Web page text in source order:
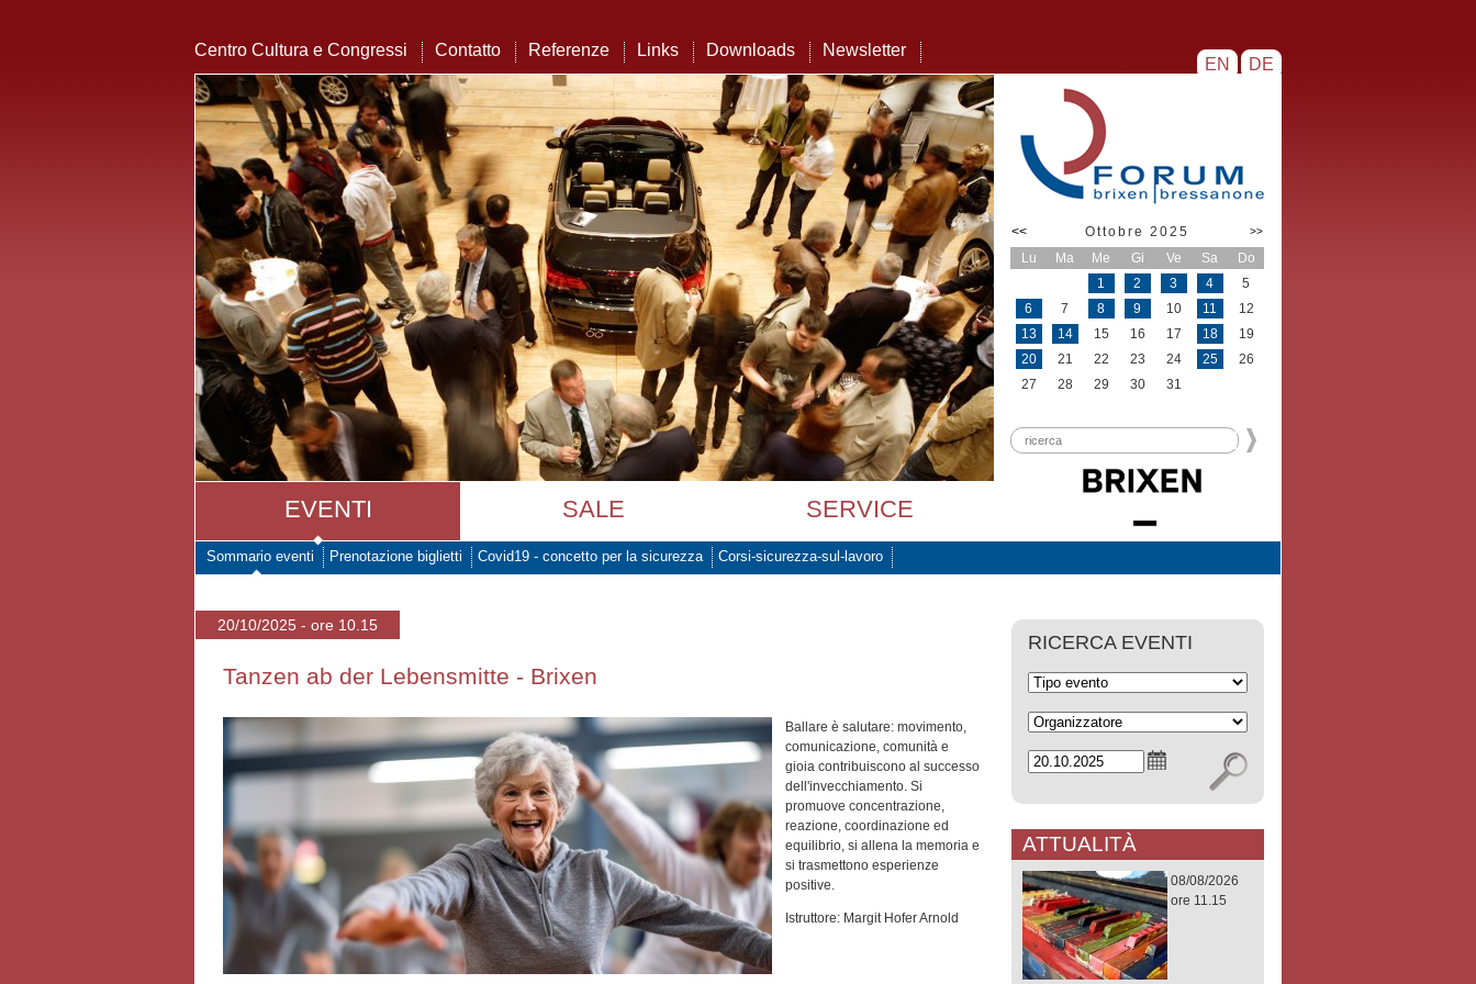
EN DE
Centro Cultura e Congressi Contatto Referenze Links Downloads Newsletter
EVENTI SALE SERVICE
<< Ottobre 2025 >>
Lu Ma Me Gi Ve Sa
Do
1
2 3 4
5
6
7 8 9 10 11
12
13
14 15 16 17 18
19
20
21 22 23 24 25
26
27
28 29 30 31
Sommario eventi Prenotazione biglietti Covid19 - concetto per la sicurezza Corsi-sicurezza-sul-lavoro
20/10/2025 - ore 10.15
Tanzen ab der Lebensmitte - Brixen
Ballare è salutare: movimento,
comunicazione, comunità e
gioia contribuiscono al successo
dell'invecchiamento. Si
promuove concentrazione,
reazione, coordinazione ed
equilibrio, si allena la memoria e
si trasmettono esperienze
positive.
Istruttore: Margit Hofer Arnold
RICERCA EVENTI
ATTUALITÀ
08/08/2026
ore 11.15